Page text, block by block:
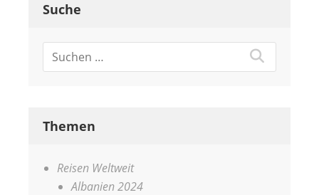
Suche
Themen
Reisen Weltweit
Albanien 2024